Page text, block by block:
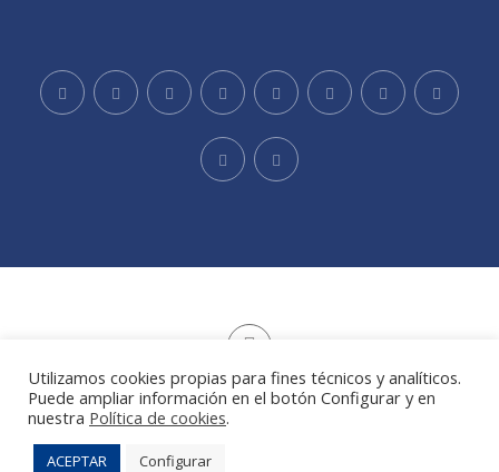
Aviso legal|Política de privacidad Política de cookies
developed bywww.niobestudio.com
© Copyright Retail Institute. All rights reserved.
Utilizamos cookies propias para fines técnicos y analíticos.
Puede ampliar información en el botón Configurar y en
nuestra Política de cookies.
ACEPTAR Configurar